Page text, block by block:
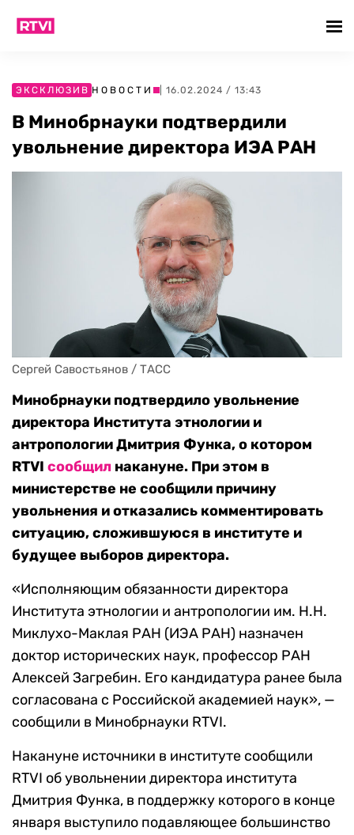
ЭКСКЛЮЗИВ НОВОСТИ | 16.02.2024 / 13:43
В Минобрнауки подтвердили
увольнение директора ИЭА РАН
Сергей Савостьянов / ТАСС
Минобрнауки подтвердило увольнение
директора Института этнологии и
антропологии Дмитрия Функа, о котором
RTVI сообщил накануне. При этом в
министерстве не сообщили причину
увольнения и отказались комментировать
ситуацию, сложившуюся в институте и
будущее выборов директора.
«Исполняющим обязанности директора
Института этнологии и антропологии им. Н.Н.
Миклухо-Маклая РАН (ИЭА РАН) назначен
доктор исторических наук, профессор РАН
Алексей Загребин. Его кандидатура ранее была
согласована с Российской академией наук», —
сообщили в Минобрнауки RTVI.
Накануне источники в институте сообщили
RTVI об увольнении директора института
Дмитрия Функа, в поддержку которого в конце
января выступило подавляющее большинство